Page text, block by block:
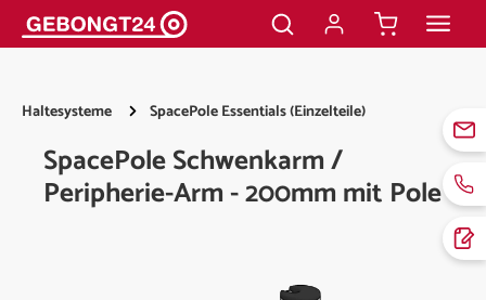
springen
Haltesysteme SpacePole Essentials (Einzelteile)
SpacePole Schwenkarm /
Peripherie-Arm - 200mm mit Pole